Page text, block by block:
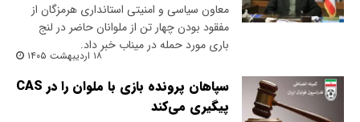
معاون سیاسی و امنیتی استانداری هرمزگان از
مفقود بودن چهار تن از ملوانان حاضر در لنج
باری مورد حمله در میناب خبر داد.
۱۸ اردیبهشت ۱۴۰۵
سپاهان پرونده بازی با ملوان را در CAS
پیگیری می‌کند